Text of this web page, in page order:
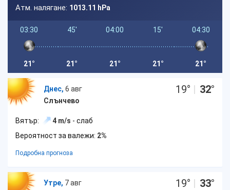
Атм. налягане: 1013.11 hPa
03:30
21°
45'
21°
04:00
21°
15'
21°
04:30
21°
Днес, 6 авг
Слънчево
19° | 32°
Вятър: 4 m/s - слаб
Вероятност за валежи: 2%
Подробна прогноза
Утре, 7 авг
19° | 33°